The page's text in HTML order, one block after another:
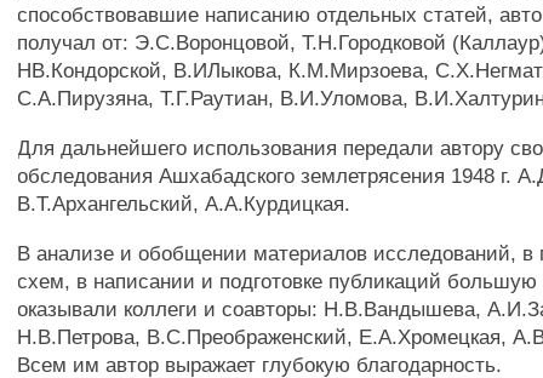
способствовавшие написанию отдельных статей,
получал от: Э.С.Воронцовой, Т.Н.Городковой
НВ.Кондорской, В.ИЛыкова, К.М.Мирзоева,
С.А.Пирузяна, Т.Г.Раутиан, В.И.Уломова,
Для дальнейшего использования передали автору
обследования Ашхабадского землетрясения 1948 г.
В.Т.Архангельский, А.А.Курдицкая.
В анализе и обобщении материалов исследований, в
схем, в написании и подготовке публикаций
оказывали коллеги и соавторы: Н.В.Вандышева,
Н.В.Петрова, В.С.Преображенский, Е.А.Хромецкая,
Всем им автор выражает глубокую благодарность.